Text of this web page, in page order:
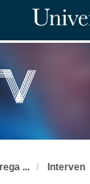
... Interven